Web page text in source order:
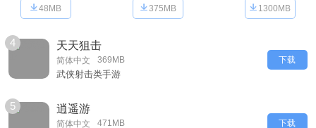
48MB 375MB 1300MB
4
下载
天天狙击
简体中文 369MB
武侠射击类手游
5
下载
逍遥游
简体中文 471MB